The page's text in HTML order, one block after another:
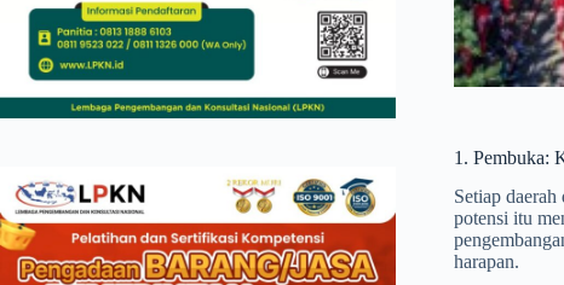
1. Pembuka:
Setiap
potensi itu
harapan.